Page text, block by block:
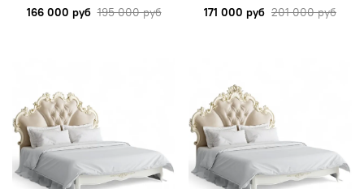
166 000 руб 195 000 руб
171 000 руб 201 000 руб